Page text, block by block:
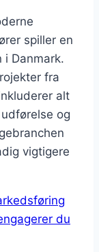
spiller en
i Danmark.
fra
alt
og
vigtigere
du